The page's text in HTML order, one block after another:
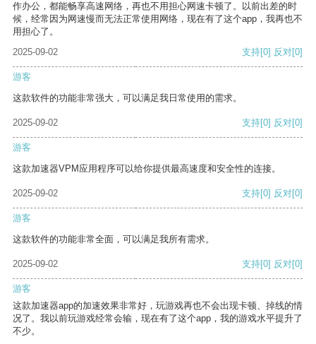
作办公，都能畅享高速网络，再也不用担心网速卡顿了。以前出差的时
候，经常因为网速慢而无法正常使用网络，现在有了这个app，我再也不
用担心了。
2025-09-02
支持[0] 反对[0]
游客
这款软件的功能非常强大，可以满足我日常使用的需求。
2025-09-02 支持[0] 反对[0]
游客
这款加速器VPM应用程序可以给你提供最高速度和安全性的连接。
2025-09-02 支持[0] 反对[0]
游客
这款软件的功能非常全面，可以满足我所有需求。
2025-09-02 支持[0] 反对[0]
游客
这款加速器app的加速效果非常好，玩游戏再也不会出现卡顿、掉线的情
况了。我以前玩游戏经常会输，现在有了这个app，我的游戏水平提升了
不少。